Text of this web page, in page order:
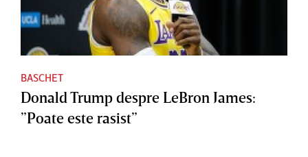
BASCHET
Donald Trump despre LeBron James:
”Poate este rasist”